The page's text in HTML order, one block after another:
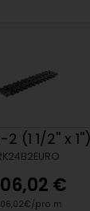
(1 1/2'' x
€
pro m